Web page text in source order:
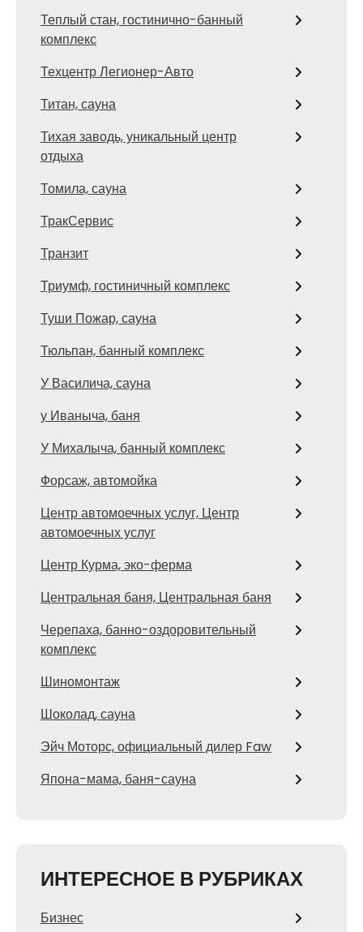
Теплый стан, гостинично-банный
комплекс
Техцентр Легионер-Авто
Титан, сауна
Тихая заводь, уникальный центр
отдыха
Томила, сауна
ТракСервис
Транзит
Триумф, гостиничный комплекс
Туши Пожар, сауна
Тюльпан, банный комплекс
У Василича, сауна
у Иваныча, баня
У Михалыча, банный комплекс
Форсаж, автомойка
Центр автомоечных услуг, Центр
автомоечных услуг
Центр Курма, эко-ферма
Центральная баня, Центральная баня
Черепаха, банно-оздоровительный
комплекс
Шиномонтаж
Шоколад, сауна
Эйч Моторс, официальный дилер Faw
Япона-мама, баня-сауна
ИНТЕРЕСНОЕ В РУБРИКАХ
Бизнес